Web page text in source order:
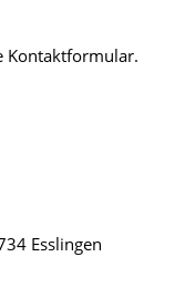
Kontaktformular.
Esslingen